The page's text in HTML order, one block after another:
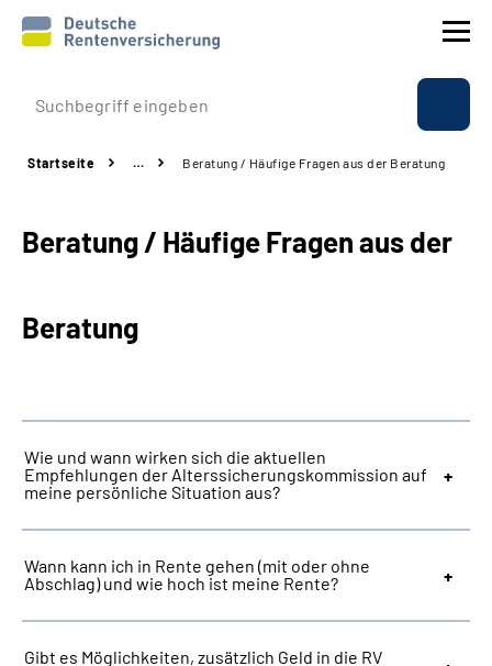
Prävention
Rente
Über uns & Presse
Online-Services
Startseite … Beratung / Häufige Fragen aus der Beratung
Beratung / Häufige Fragen aus der
Beratung
Wie und wann wirken sich die aktuellen
Empfehlungen der Alterssicherungskommission auf
meine persönliche Situation aus?
Wann kann ich in Rente gehen (mit oder ohne
Abschlag) und wie hoch ist meine Rente?
Gibt es Möglichkeiten, zusätzlich Geld in die RV